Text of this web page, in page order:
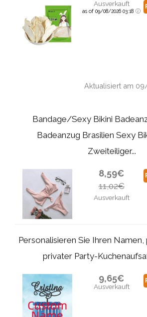
Ausverkauft
as of 09/08/2026 03:18
Aktualisiert am
Bandage/Sexy Bikini
Badeanzug Brasilien Sexy
Zweiteiliger...
8,59€
11,02€
Ausverkauft
Personalisieren Sie Ihren
privater Party-
9,65€
Ausverkauft